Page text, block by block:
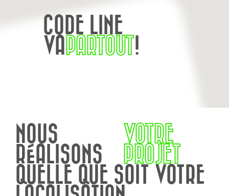
CODE LINE
VAPARTOUT!
NOUS
RÉALISONS
VOTRE
PROJET
QUELLE QUE SOIT VOTRE